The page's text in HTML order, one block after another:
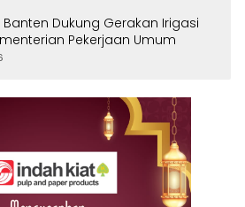
Dukung Gerakan Irigasi
Pekerjaan Umum